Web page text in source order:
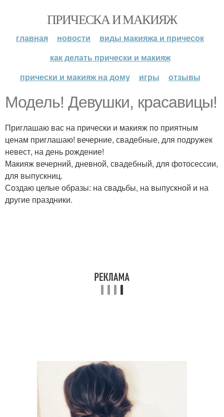
ПРИЧЕСКА И МАКИЯЖ
главная новости
виды макияжа и причесок
как делать прически и макияж
прически и макияж на дому
игры отзывы
Модель! Девушки, красавицы!
Приглашаю вас на прически и макияж по приятным
ценам приглашаю! вечерние, свадебные, для подружек
невест, на день рождение!
Макияж вечерний, дневной, свадебный, для фотосессии,
для выпускниц.
Создаю целые образы: на свадьбы, на выпускной и на
другие праздники.